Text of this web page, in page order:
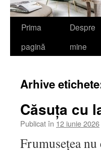
Sari
Prima
pagină
Despre
mine
Arhive
Căsuța cu
Publicat în 12 iunie 2026
Frumusețea